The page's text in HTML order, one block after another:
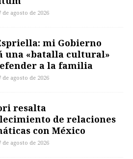
de agosto de 2026
mi Gobierno
una «batalla cultural»
a la familia
de agosto de 2026
resalta
de relaciones
con México
de agosto de 2026